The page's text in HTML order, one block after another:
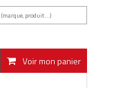
(marque, produit...)
Voir mon panier